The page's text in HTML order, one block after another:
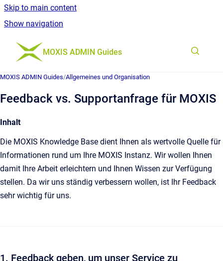
Skip to main content
Show navigation
Go to homepage
MOXIS ADMIN Guides
MOXIS ADMIN Guides/Allgemeines und Organisation
Feedback vs. Supportanfrage für MOXIS
Inhalt
Die MOXIS Knowledge Base dient Ihnen als wertvolle Quelle für
Informationen rund um Ihre MOXIS Instanz. Wir wollen Ihnen
damit Ihre Arbeit erleichtern und Ihnen Wissen zur Verfügung
stellen. Da wir uns ständig verbessern wollen, ist Ihr Feedback
sehr wichtig für uns.
1. Feedback geben, um unser Service zu